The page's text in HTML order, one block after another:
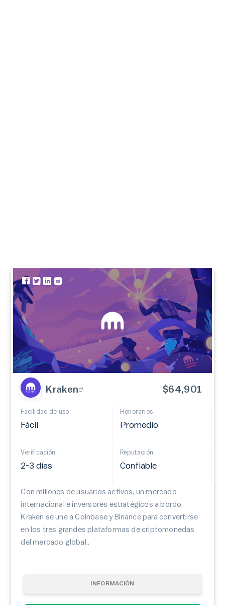
INFORMACIÓN
Kraken $64,901
Facilidad de uso
Fácil
Honorarios
Promedio
Verificación
2-3 días
Reputación
Confiable
Con millones de usuarios activos, un mercado
internacional e inversores estratégicos a bordo,
Kraken se une a Coinbase y Binance para convertirse
en los tres grandes plataformas de criptomonedas
del mercado global..